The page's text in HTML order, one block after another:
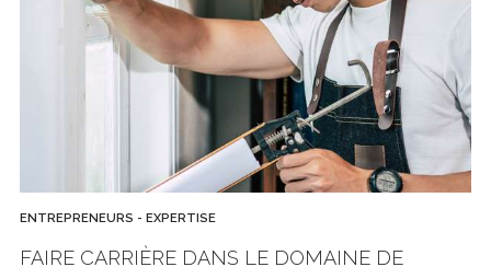
ENTREPRENEURS - EXPERTISE
FAIRE CARRIÈRE DANS LE DOMAINE DE